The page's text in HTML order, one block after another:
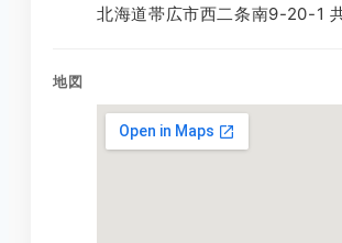
北海道帯広市西二条南9-20-1
地図